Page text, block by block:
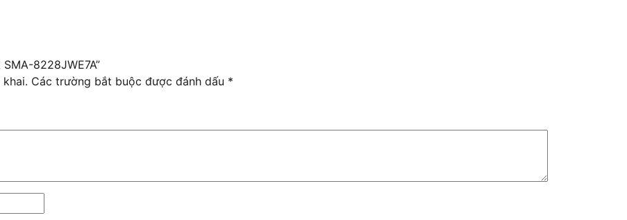
8228JWE7A”
Các trường bắt buộc được đánh dấu *